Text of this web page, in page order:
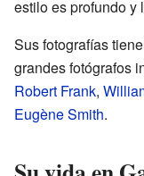
estilo es profundo y
Sus fotografías
grandes fotógrafos
Robert Frank,
Eugène Smith.